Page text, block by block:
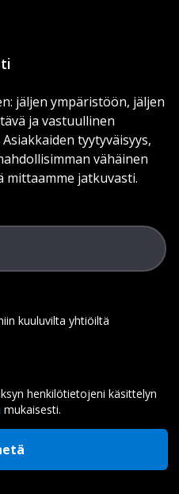
jäljen ympäristöön, jäljen
ja vastuullinen
tyytyväisyys,
vähäinen
mittaamme jatkuvasti.
kuuluvilta yhtiöiltä
henkilötietojeni käsittelyn
mukaisesti.